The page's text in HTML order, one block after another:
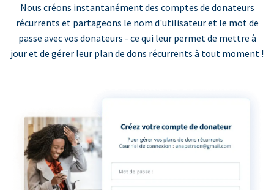
Nous créons instantanément des comptes de donateurs
récurrents et partageons le nom d'utilisateur et le mot de
passe avec vos donateurs - ce qui leur permet de mettre à
jour et de gérer leur plan de dons récurrents à tout moment !